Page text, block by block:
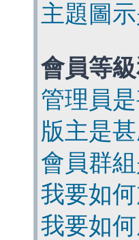
主題圖
會員等
管理員
版主是甚
會員群
我要如
我要如